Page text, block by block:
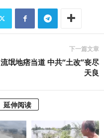
下一篇文章
流氓地痞当道 中共“土改”丧尽
天良
延伸阅读